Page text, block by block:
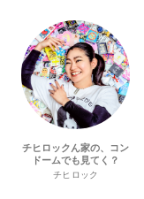
チヒロックん家の、コン
ドームでも見てく？
チヒロック